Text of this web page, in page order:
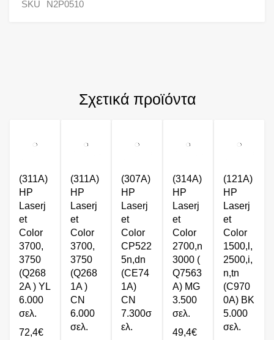
SKU N2P0510
Σχετικά προϊόντα
(311A)
HP
Laserj
et
Color
3700,
3750
(Q268
2A ) YL
6.000
σελ.
72,4€
(311A)
HP
Laserj
et
Color
3700,
3750
(Q268
1A )
CN
6.000
σελ.
(307A)
HP
Laserj
et
Color
CP522
5n,dn
(CE74
1A)
CN
7.300σ
ελ.
(314A)
HP
Laserj
et
Color
2700,n
3000 (
Q7563
A) MG
3.500
σελ.
49,4€
(121A)
HP
Laserj
et
Color
1500,l,
2500,i,
n,tn
(C970
0A) BK
5.000
σελ.